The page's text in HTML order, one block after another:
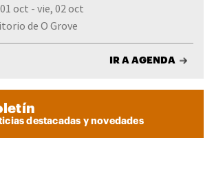
oct - vie, 02 oct
de O Grove
IR A AGENDA
destacadas y novedades